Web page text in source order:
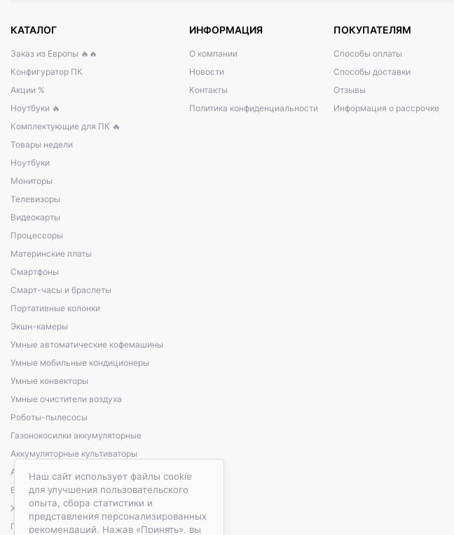
Наш сайт использует файлы cookie
для улучшения пользовательского
опыта, сбора статистики и
представления персонализированных
рекомендаций. Нажав «Принять», вы
КАТАЛОГ
Заказ из Европы 🔥🔥
Конфигуратор ПК
Акции %
Ноутбуки 🔥
Комплектующие для ПК 🔥
Товары недели
Ноутбуки
Мониторы
Телевизоры
Видеокарты
Процессоры
Материнские платы
Смартфоны
Смарт-часы и браслеты
Портативные колонки
Экшн-камеры
Умные автоматические кофемашины
Умные мобильные кондиционеры
Умные конвекторы
Умные очистители воздуха
Роботы-пылесосы
Газонокосилки аккумуляторные
Аккумуляторные культиваторы
Аккумуляторные кусторезы, сучкорезы
Варочные панели электрические
Холодильники автомобильные
Портативные зарядные станции
ИНФОРМАЦИЯ
О компании
Новости
Контакты
Политика конфиденциальности
ПОКУПАТЕЛЯМ
Способы оплаты
Способы доставки
Отзывы
Информация о рассрочке